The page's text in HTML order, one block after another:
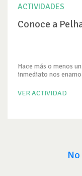
ACTIVIDADES
Conoce a
Hace más o menos
inmediato nos
VER ACTIVIDAD